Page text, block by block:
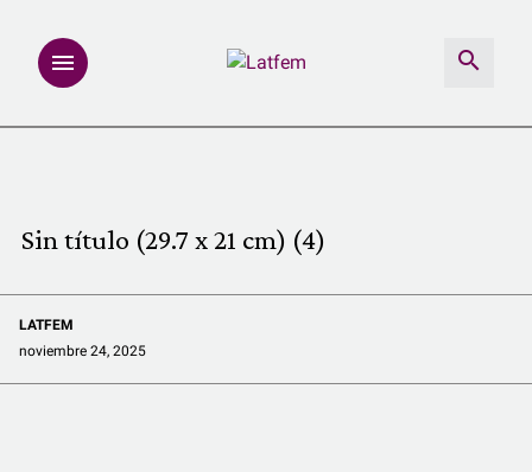
REDACCIÓN ABIERTA
Sin título (29.7 x 21 cm) (4)
LATFEM
noviembre 24, 2025